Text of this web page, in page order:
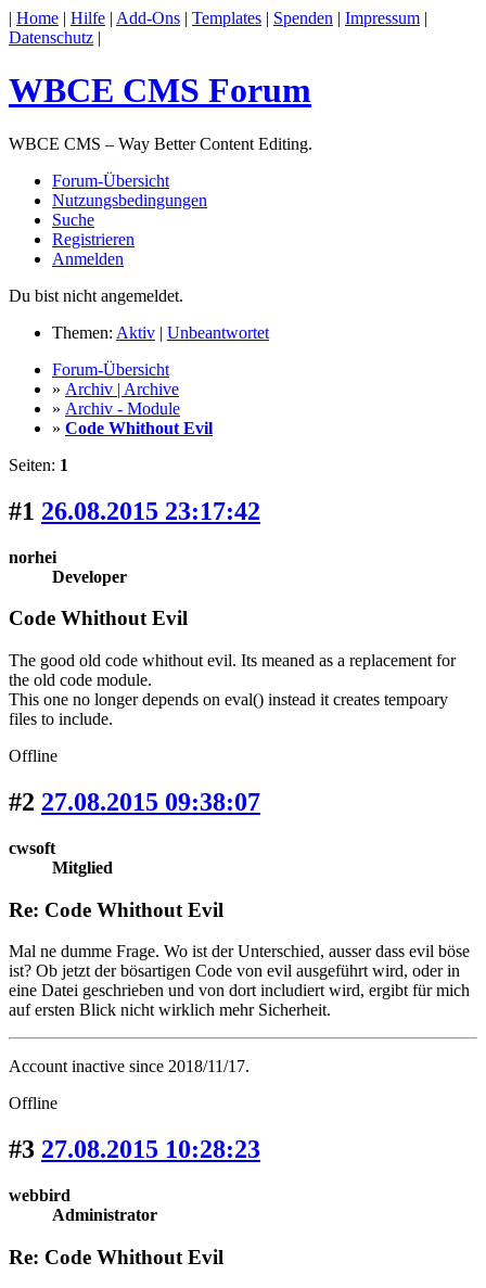
| Home | Hilfe | Add-Ons | Templates | Spenden | Impressum |
Datenschutz |
WBCE CMS Forum
WBCE CMS – Way Better Content Editing.
Forum-Übersicht
Nutzungsbedingungen
Suche
Registrieren
Anmelden
Du bist nicht angemeldet.
Themen: Aktiv | Unbeantwortet
Forum-Übersicht
» Archiv | Archive
» Archiv - Module
» Code Whithout Evil
Seiten: 1
#1 26.08.2015 23:17:42
norhei
Developer
Code Whithout Evil
The good old code whithout evil. Its meaned as a replacement for
the old code module.
This one no longer depends on eval() instead it creates tempoary
files to include.
Offline
#2 27.08.2015 09:38:07
cwsoft
Mitglied
Re: Code Whithout Evil
Mal ne dumme Frage. Wo ist der Unterschied, ausser dass evil böse
ist? Ob jetzt der bösartigen Code von evil ausgeführt wird, oder in
eine Datei geschrieben und von dort includiert wird, ergibt für mich
auf ersten Blick nicht wirklich mehr Sicherheit.
Account inactive since 2018/11/17.
Offline
#3 27.08.2015 10:28:23
webbird
Administrator
Re: Code Whithout Evil